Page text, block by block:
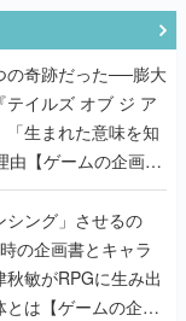
の奇跡だった──膨大
テイルズ オブ ジ ア
「生まれた意味を知
由【ゲームの企画
シング」させるの
の企画書とキャラ
敏がRPGに生み出
とは【ゲームの企画